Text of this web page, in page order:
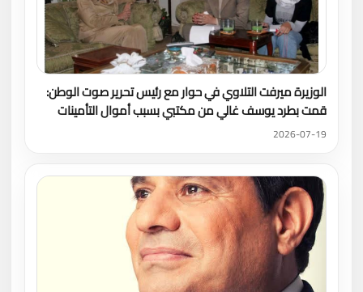
الوزيرة ميرفت التلاوي في حوار مع رئيس تحرير صوت الوطن:
قمت بطرد يوسف غالي من مكتبي بسبب أموال التأمينات
2026-07-19